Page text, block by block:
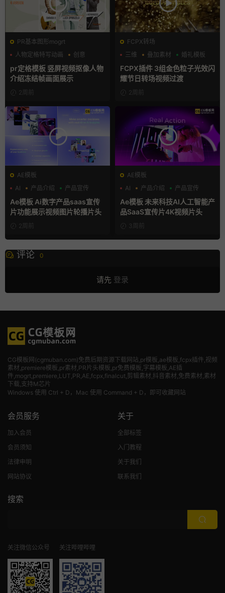
PR基本图形mogrt
人物定格特写动画
创意
动态海报
pr定格模板 竖屏视频抠像人物
介绍冻结帧画面展示
2周前
FCPX转场
三维
叠加素材 婚礼模板
FCPX插件 3组金色粒子光效闪
耀节日转场视频过渡
2周前
AE模板
AI
产品介绍 产品宣传
Ae模板 Ai数字产品saas宣传
片功能展示视频图片轮播片头
2周前
AE模板
AI
产品介绍 产品宣传
Ae模板 未来科技AI人工智能产
品SaaS宣传片4K视频片头
3周前
评论 0
请先 登录
CG模板网(cgmuban.com)免费后期资源下载网站,pr模板,ae模板,fcpx插件,视频
素材 ,premiere模板,pr素材,PR片头模板,pr免费模板,字幕模板,AE插
件,mogrt,premiere,LUT,PR,AE,fcpx,finalcut,剪辑素材,抖音素材,免费素材,素材
下载,支持M芯片
Windows 使用 Ctrl + D，Mac 使用 Command + D，即可收藏网站
会员服务
加入会员
会员须知
法律申明
网站协议
关于
全部标签
入门教程
关于我们
联系我们
搜索
关注微信公众号 关注哔哩哔哩